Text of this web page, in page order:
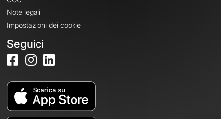
Note legali
Impostazioni dei cookie
Seguici